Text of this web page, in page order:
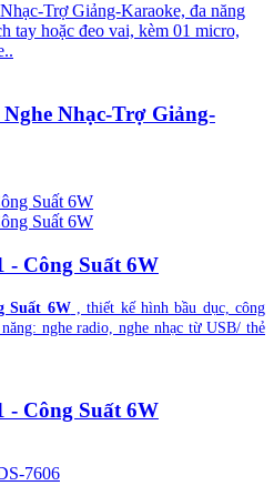
Trợ Giảng-Karaoke, đa năng
tay hoặc đeo vai, kèm 01 micro,
Nhạc-Trợ Giảng-
- Công Suất 6W
Suất 6W, thiết kế hình bầu dục, công
nghe radio, nghe nhạc từ USB/ thẻ
- Công Suất 6W